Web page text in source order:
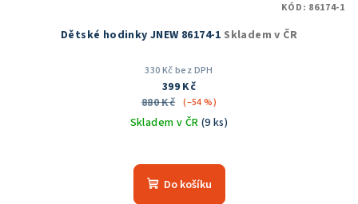
Dětské hodinky JNEW 86174-1 Skladem v ČR
330 Kč bez DPH
399 Kč
880 Kč (–54 %)
Skladem v ČR (9 ks)
hodnocení
produktu
Do košíku
KÓD: 86174-1